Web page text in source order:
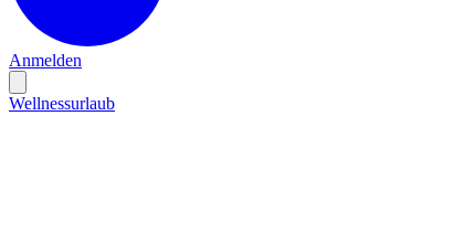
Anmelden
Wellnessurlaub